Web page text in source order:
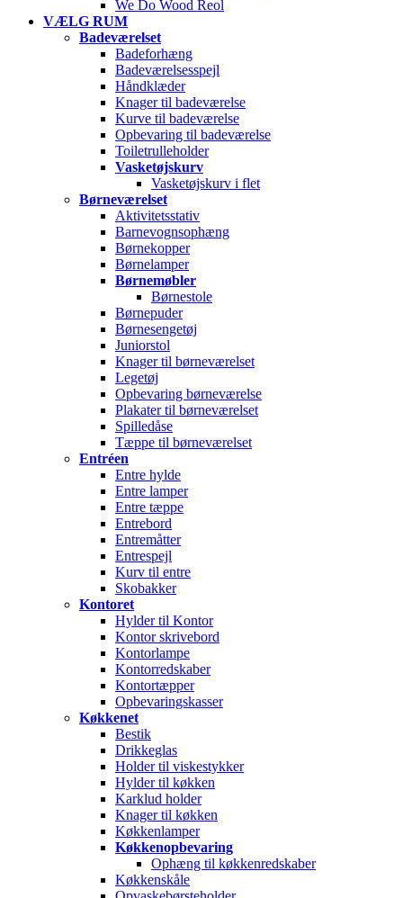
We Do Wood Reol
VÆLG RUM
Badeværelset
Badeforhæng
Badeværelsesspejl
Håndklæder
Knager til badeværelse
Kurve til badeværelse
Opbevaring til badeværelse
Toiletrulleholder
Vasketøjskurv
Vasketøjskurv i flet
Børneværelset
Aktivitetsstativ
Barnevognsophæng
Børnekopper
Børnelamper
Børnemøbler
Børnestole
Børnepuder
Børnesengetøj
Juniorstol
Knager til børneværelset
Legetøj
Opbevaring børneværelse
Plakater til børneværelset
Spilledåse
Tæppe til børneværelset
Entréen
Entre hylde
Entre lamper
Entre tæppe
Entrebord
Entremåtter
Entrespejl
Kurv til entre
Skobakker
Kontoret
Hylder til Kontor
Kontor skrivebord
Kontorlampe
Kontorredskaber
Kontortæpper
Opbevaringskasser
Køkkenet
Bestik
Drikkeglas
Holder til viskestykker
Hylder til køkken
Karklud holder
Knager til køkken
Køkkenlamper
Køkkenopbevaring
Ophæng til køkkenredskaber
Køkkenskåle